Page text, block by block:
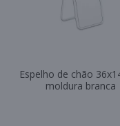
Espelho de chão
moldura branca